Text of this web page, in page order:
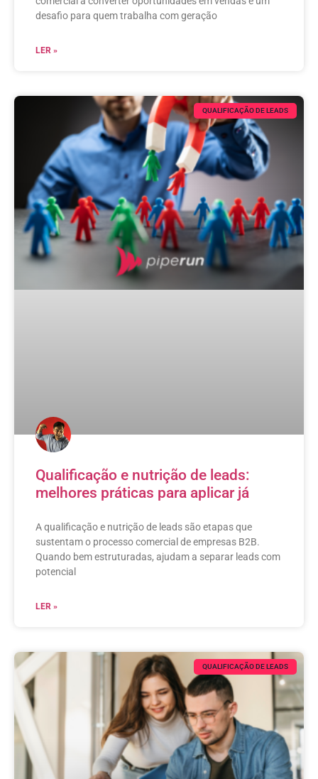
desafio para quem trabalha com geração
LER »
QUALIFICAÇÃO DE LEADS
Qualificação e nutrição de leads:
melhores práticas para aplicar já
A qualificação e nutrição de leads são etapas que
sustentam o processo comercial de empresas B2B.
Quando bem estruturadas, ajudam a separar leads com
potencial
LER »
QUALIFICAÇÃO DE LEADS